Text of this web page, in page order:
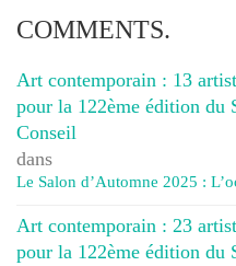
COMMENTS.
Art contemporain : 13
pour la 122ème édition du
Conseil
dans
Le Salon d’Automne 2025 :
Art contemporain : 23
pour la 122ème édition du